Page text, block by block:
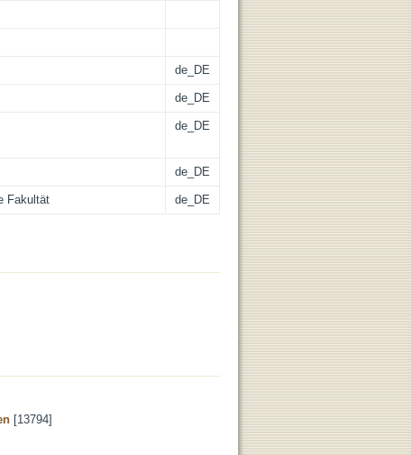
de_DE
de_DE
de_DE
de_DE
Fakultät de_DE
[13794]